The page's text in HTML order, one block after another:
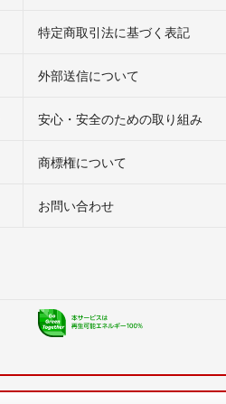
特定商取引法に基づく表記
外部送信について
安心・安全のための取り組み
商標権について
お問い合わせ